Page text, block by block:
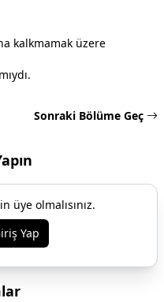
kalkmamak üzere
Sonraki Bölüme Geç
üye olmalısınız.
Yap